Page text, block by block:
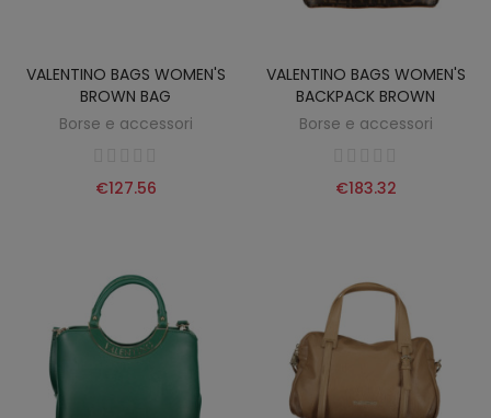
VALENTINO BAGS WOMEN'S
BROWN BAG
Borse e accessori
€127.56
VALENTINO BAGS WOMEN'S
BACKPACK BROWN
Borse e accessori
€183.32